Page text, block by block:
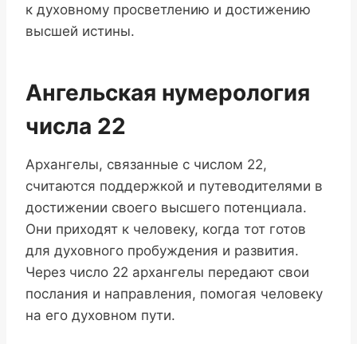
к духовному просветлению и достижению
высшей истины.
Ангельская нумерология
числа 22
Архангелы, связанные с числом 22,
считаются поддержкой и путеводителями в
достижении своего высшего потенциала.
Они приходят к человеку, когда тот готов
для духовного пробуждения и развития.
Через число 22 архангелы передают свои
послания и направления, помогая человеку
на его духовном пути.